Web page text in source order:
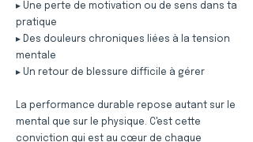
▸ Une perte de motivation ou de sens dans ta
pratique
▸ Des douleurs chroniques liées à la tension
mentale
▸ Un retour de blessure difficile à gérer
La performance durable repose autant sur le
mental que sur le physique. C'est cette
conviction qui est au cœur de chaque